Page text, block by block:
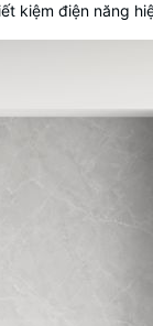
kiệm điện năng